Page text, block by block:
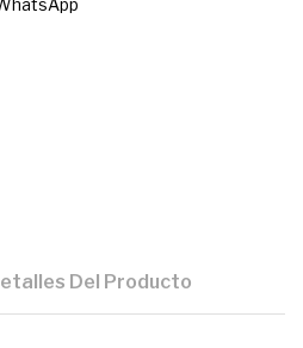
Del Producto